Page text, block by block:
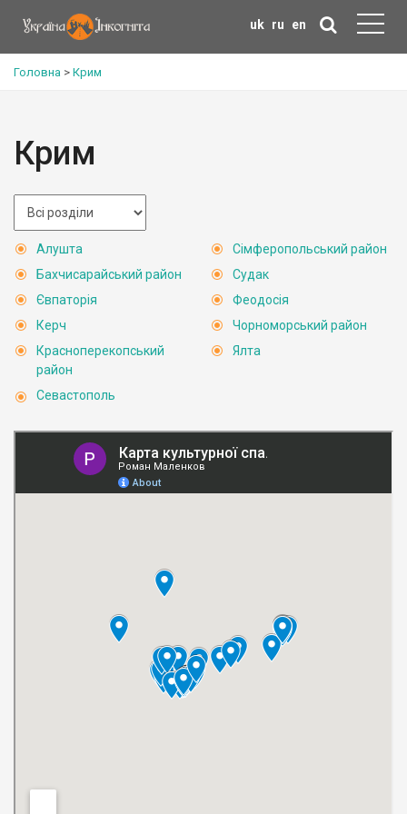
uk ru en
Головна > Крим
Крим
Алушта
Бахчисарайський район
Євпаторія
Керч
Красноперекопський
район
Севастополь
Сімферопольський район
Судак
Феодосія
Чорноморський район
Ялта